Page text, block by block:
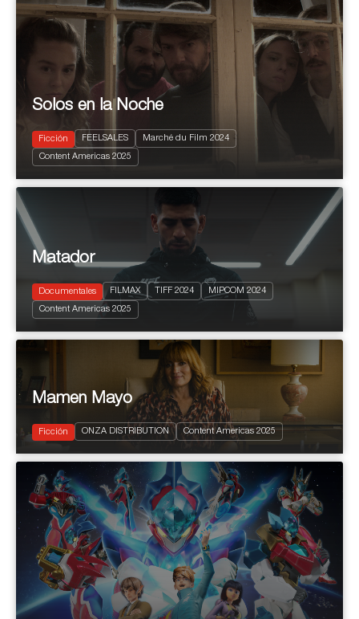
2024 85'
Drama
Solos en la Noche
Ficción FEELSALES Marché du Film 2024
Content Americas 2025
2024 95'
Sports
Matador
Documentales FILMAX TIFF 2024 MIPCOM 2024
Content Americas 2025
Comedia
Mamen Mayo
Ficción ONZA DISTRIBUTION Content Americas 2025